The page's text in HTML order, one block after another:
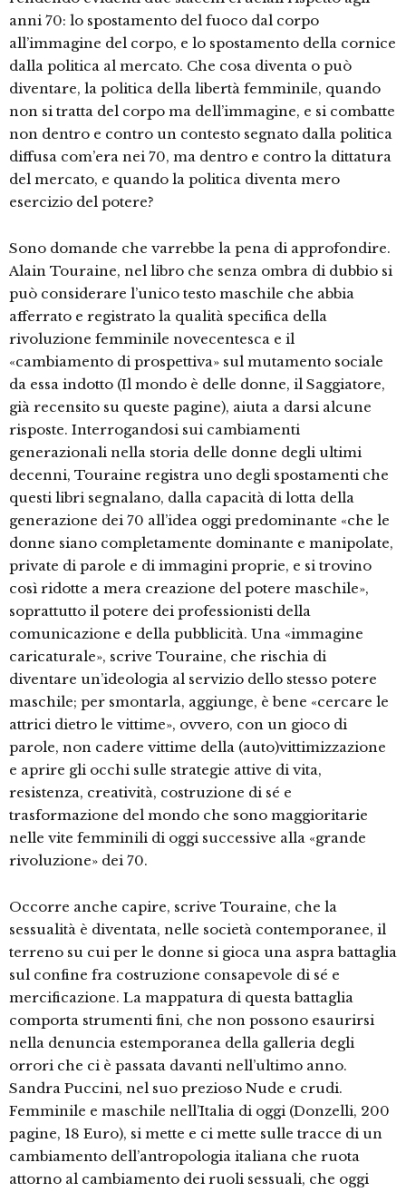
anni 70: lo spostamento del fuoco dal corpo
all’immagine del corpo, e lo spostamento della cornice
dalla politica al mercato. Che cosa diventa o può
diventare, la politica della libertà femminile, quando
non si tratta del corpo ma dell’immagine, e si combatte
non dentro e contro un contesto segnato dalla politica
diffusa com’era nei 70, ma dentro e contro la dittatura
del mercato, e quando la politica diventa mero
esercizio del potere?
Sono domande che varrebbe la pena di approfondire.
Alain Touraine, nel libro che senza ombra di dubbio si
può considerare l’unico testo maschile che abbia
afferrato e registrato la qualità specifica della
rivoluzione femminile novecentesca e il
«cambiamento di prospettiva» sul mutamento sociale
da essa indotto (Il mondo è delle donne, il Saggiatore,
già recensito su queste pagine), aiuta a darsi alcune
risposte. Interrogandosi sui cambiamenti
generazionali nella storia delle donne degli ultimi
decenni, Touraine registra uno degli spostamenti che
questi libri segnalano, dalla capacità di lotta della
generazione dei 70 all’idea oggi predominante «che le
donne siano completamente dominante e manipolate,
private di parole e di immagini proprie, e si trovino
così ridotte a mera creazione del potere maschile»,
soprattutto il potere dei professionisti della
comunicazione e della pubblicità. Una «immagine
caricaturale», scrive Touraine, che rischia di
diventare un’ideologia al servizio dello stesso potere
maschile; per smontarla, aggiunge, è bene «cercare le
attrici dietro le vittime», ovvero, con un gioco di
parole, non cadere vittime della (auto)vittimizzazione
e aprire gli occhi sulle strategie attive di vita,
resistenza, creatività, costruzione di sé e
trasformazione del mondo che sono maggioritarie
nelle vite femminili di oggi successive alla «grande
rivoluzione» dei 70.
Occorre anche capire, scrive Touraine, che la
sessualità è diventata, nelle società contemporanee, il
terreno su cui per le donne si gioca una aspra battaglia
sul confine fra costruzione consapevole di sé e
mercificazione. La mappatura di questa battaglia
comporta strumenti fini, che non possono esaurirsi
nella denuncia estemporanea della galleria degli
orrori che ci è passata davanti nell’ultimo anno.
Sandra Puccini, nel suo prezioso Nude e crudi.
Femminile e maschile nell’Italia di oggi (Donzelli, 200
pagine, 18 Euro), si mette e ci mette sulle tracce di un
cambiamento dell’antropologia italiana che ruota
attorno al cambiamento dei ruoli sessuali, che oggi